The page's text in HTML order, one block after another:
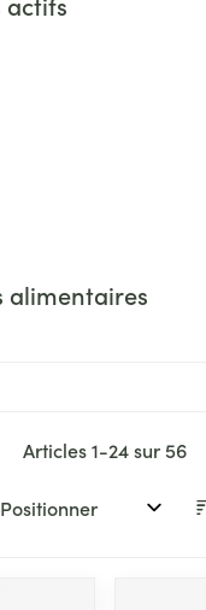
alimentaires
Articles1-24sur56
Trier par: